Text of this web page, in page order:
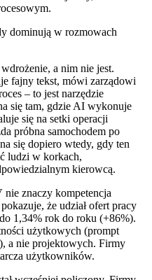
dominują w rozmowach
a nim nie jest.
fajny tekst, mówi zarządowi
– to jest narzędzie
się tam, gdzie AI wykonuje
się na setki operacji
próbna samochodem po
się dopiero wtedy, gdy ten
ludzi w korkach,
kierowcą.
znaczy kompetencja
że udział ofert pracy
1,34% rok do roku (+86%).
użytkowych (prompt
a nie projektowych. Firmy
użytkowników.